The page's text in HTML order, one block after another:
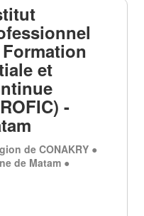
et
-
de CONAKRY ●
de Matam ●